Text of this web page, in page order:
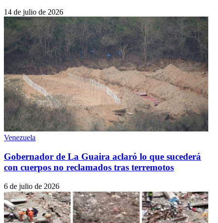
14 de julio de 2026
Venezuela
Gobernador de La Guaira aclaró lo que sucederá
con cuerpos no reclamados tras terremotos
6 de julio de 2026